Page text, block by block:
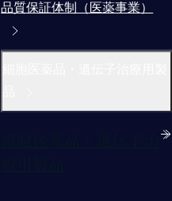
品質保証体制（医薬事業）